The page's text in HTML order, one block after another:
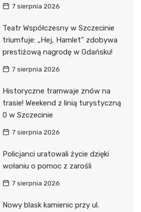
7 sierpnia 2026
Teatr Współczesny w Szczecinie
triumfuje: „Hej, Hamlet” zdobywa
prestiżową nagrodę w Gdańsku!
7 sierpnia 2026
Historyczne tramwaje znów na
trasie! Weekend z linią turystyczną
0 w Szczecinie
7 sierpnia 2026
Policjanci uratowali życie dzięki
wołaniu o pomoc z zarośli
7 sierpnia 2026
Nowy blask kamienic przy ul.